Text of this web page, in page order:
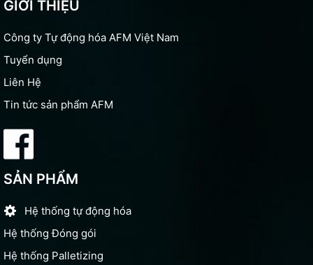
GIỚI THIỆU
Công ty Tự động hóa AFM Việt Nam
Tuyển dụng
Liên Hệ
Tin tức sản phẩm AFM
SẢN PHẨM
Hệ thống tự động hóa
Hệ thống Đóng gói
Hệ thống Palletizing